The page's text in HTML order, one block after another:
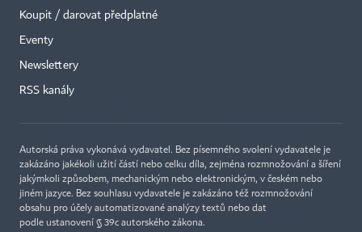
Koupit / darovat předplatné
Eventy
Newslettery
RSS kanály
Autorská práva vykonává vydavatel. Bez písemného svolení vydavatele je
zakázáno jakékoli užití částí nebo celku díla, zejména rozmnožování a šíření
jakýmkoli způsobem, mechanickým nebo elektronickým, v českém nebo
jiném jazyce. Bez souhlasu vydavatele je zakázáno též rozmnožování
obsahu pro účely automatizované analýzy textů nebo dat
podle ustanovení § 39c autorského zákona.